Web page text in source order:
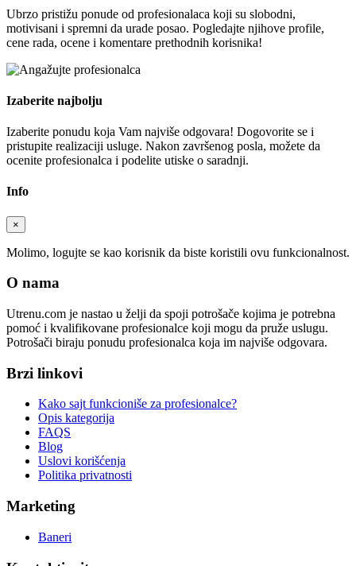
Ubrzo pristižu ponude od profesionalaca koji su slobodni,
motivisani i spremni da urade posao. Pogledajte njihove profile,
cene rada, ocene i komentare prethodnih korisnika!
Izaberite najbolju
Izaberite ponudu koja Vam najviše odgovara! Dogovorite se i
pristupite realizaciji usluge. Nakon završenog posla, možete da
ocenite profesionalca i podelite utiske o saradnji.
Info
×
Molimo, logujte se kao korisnik da biste koristili ovu funkcionalnost.
O nama
Utrenu.com je nastao u želji da spoji potrošače kojima je potrebna
pomoć i kvalifikovane profesionalce koji mogu da pruže uslugu.
Potrošači biraju ponudu profesionalca koja im najviše odgovara.
Brzi linkovi
Kako sajt funkcioniše za profesionalce?
Opis kategorija
FAQS
Blog
Uslovi korišćenja
Politika privatnosti
Marketing
Baneri